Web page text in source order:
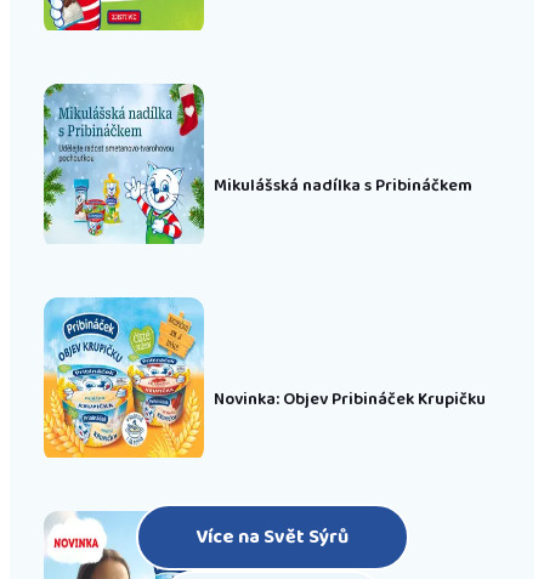
Mikulášská nadílka s Pribináčkem
Novinka: Objev Pribináček Krupičku
Více na Svět Sýrů